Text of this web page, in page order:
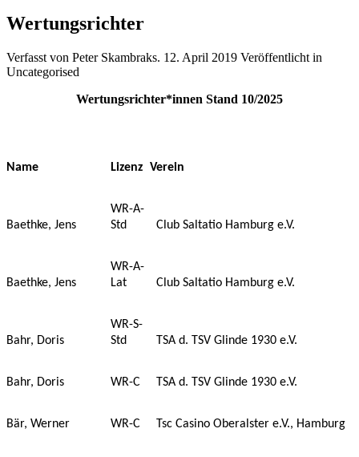
Wertungsrichter
Verfasst von Peter Skambraks. 12. April 2019 Veröffentlicht in
Uncategorised
Wertungsrichter*innen Stand 10/2025
Name Lizenz Verein
Baethke, Jens
WR-A-
Std
Club Saltatio Hamburg e.V.
Baethke, Jens
WR-A-
Lat
Club Saltatio Hamburg e.V.
Bahr, Doris
WR-S-
Std
TSA d. TSV Glinde 1930 e.V.
Bahr, Doris WR-C TSA d. TSV Glinde 1930 e.V.
Bär, Werner WR-C Tsc Casino Oberalster e.V., Hamburg